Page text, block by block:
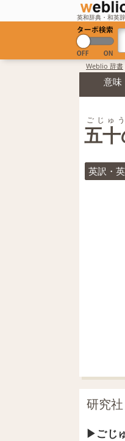
英和辞典・和英
Weblio 辞書
意味
五
ごじゅう
英訳・
研究
ごじ